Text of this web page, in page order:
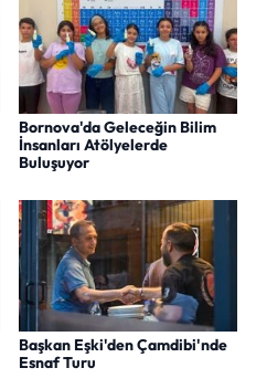
Bornova'da Geleceğin Bilim
İnsanları Atölyelerde
Buluşuyor
Başkan Eşki'den Çamdibi'nde
Esnaf Turu